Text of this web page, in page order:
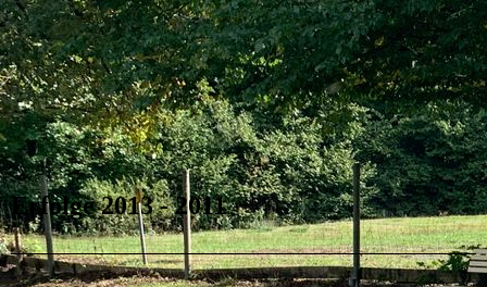
Erfolge 2013 - 2011